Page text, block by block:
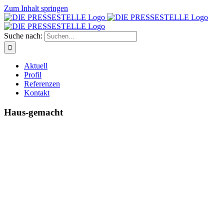
Zum Inhalt springen
Suche nach:
Aktuell
Profil
Referenzen
Kontakt
Haus-gemacht